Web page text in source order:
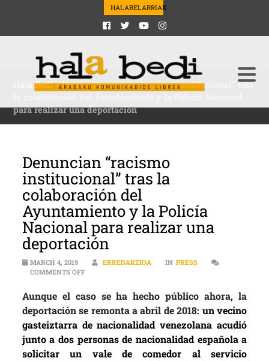
HALABELARRIAK
Hala Bedi>Press>Denuncian “racismo institucional” tras
para realizar una deportación
Denuncian “racismo
institucional” tras la
colaboración del
Ayuntamiento y la Policía
Nacional para realizar una
deportación
MARCH 4, 2019 ERREDAKZIOA IN PRESS
COMMENTS OFFON DENUNCIAN “RACISMO INSTITUCIONAL” TRAS LA
Aunque el caso se ha hecho público ahora, la
deportación se remonta a abril de 2018: un vecino
gasteiztarra de nacionalidad venezolana acudió
junto a dos personas de nacionalidad española a
solicitar un vale de comedor al servicio